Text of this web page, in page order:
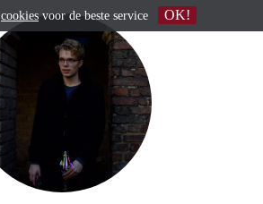
cookiesvoor de beste service OK!